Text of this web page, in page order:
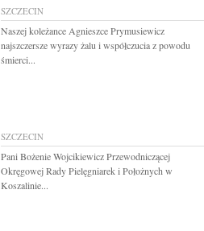
SZCZECIN
Naszej koleżance Agnieszce Prymusiewicz
najszczersze wyrazy żalu i współczucia z powodu
śmierci...
SZCZECIN
Pani Bożenie Wojcikiewicz Przewodniczącej
Okręgowej Rady Pielęgniarek i Położnych w
Koszalinie...